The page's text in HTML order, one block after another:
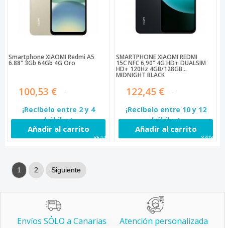
Smartphone XIAOMI Redmi A5
6.88" 3Gb 64Gb 4G Oro
100,53 €
¡Recíbelo entre 2 y 4
hábiles!
Añadir al carrito
85444
SMARTPHONE XIAOMI REDMI
15C NFC 6,90" 4G HD+ DUALSIM
HD+ 120Hz 4GB/128GB
MIDNIGHT BLACK
122,45 €
¡Recíbelo entre 10 y 12
hábiles!
Añadir al carrito
83086
1 2 Siguiente
Envíos SÓLO a Canarias Atención personalizada